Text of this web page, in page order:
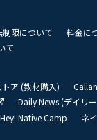
制限について
料金に
て
ア (教材購入)
Daily News (デイリ
Hey! Native Camp
ネ